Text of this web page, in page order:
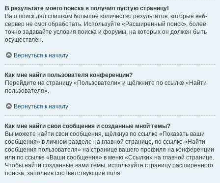
В результате моего поиска я получил пустую страницу!
Ваш поиск дал слишком большое количество результатов, которые веб-
сервер не смог обработать. Используйте «Расширенный поиск», более
точно задавайте условия поиска и форумы, на которых он должен быть
осуществлён.
Вернуться к началу
Как мне найти пользователя конференции?
Перейдите на страницу «Пользователи» и щёлкните по ссылке «Найти
пользователя».
Вернуться к началу
Как мне найти свои сообщения и созданные мной темы?
Вы можете найти свои сообщения, щёлкнув по ссылке «Показать ваши
сообщения» в личном разделе на главной странице, по ссылке «Найти
сообщения пользователя» на странице вашего профиля на конференции
или по ссылке «Ваши сообщения» в меню «Ссылки» на главной странице.
Чтобы найти созданные вами темы, используйте страницу расширенного
поиска, заполнив соответствующие поля.